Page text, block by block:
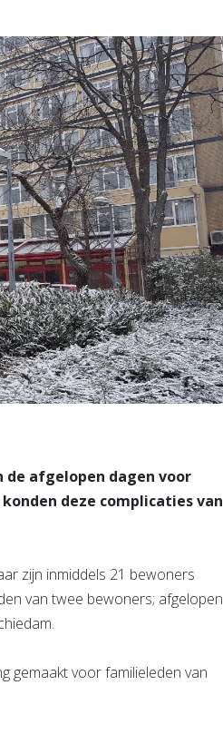
de afgelopen dagen voor
deze complicaties van
zijn inmiddels 21 bewoners
van twee bewoners; afgelopen
gemaakt voor familieleden van